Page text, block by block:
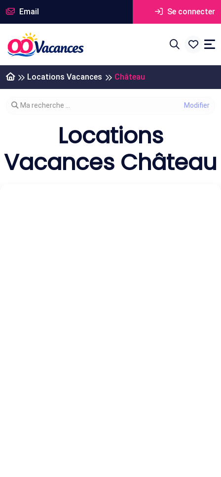
Email Se connecter
Locations Vacances Château
Modifier votre recherche
Ma recherche ...
Locations
Vacances Château